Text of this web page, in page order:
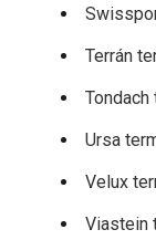
Terrán
Ursa
Velux
Viastein